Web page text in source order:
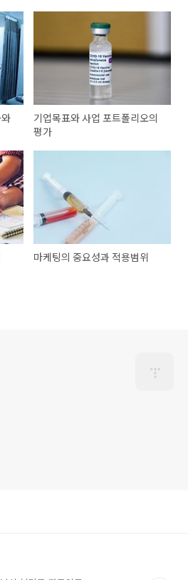
기업목표와 사업 포트폴리오의
평가
마케팅의 중요성과 적용범위